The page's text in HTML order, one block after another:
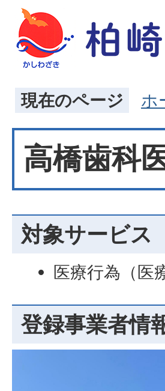
現在のページ ホ
高橋歯科
対象サービス
医療行為（医
登録事業者情